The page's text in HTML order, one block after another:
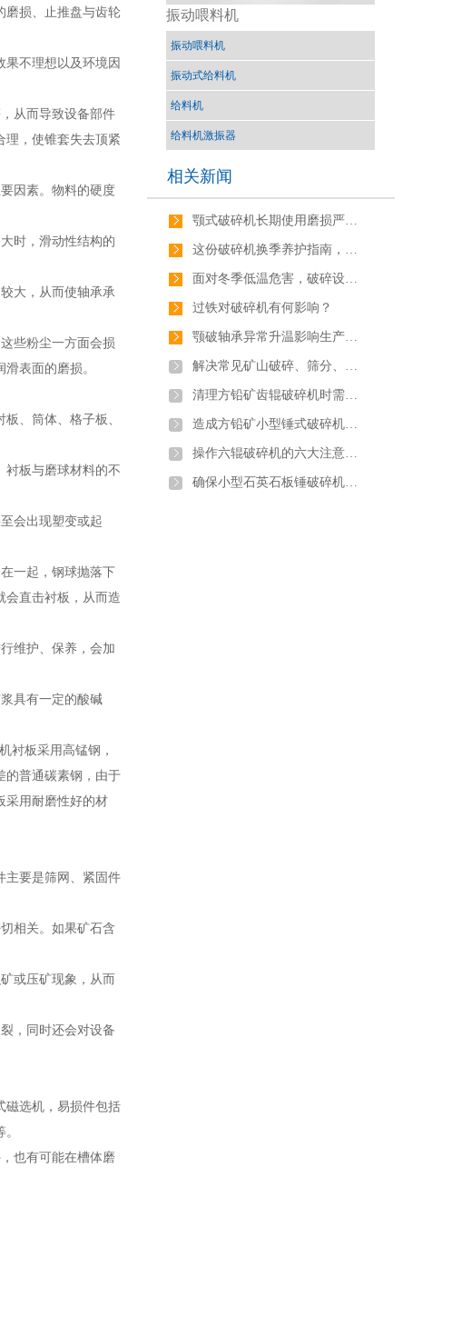
磨损、止推盘与齿轮
果不理想以及环境因
从而导致设备部件
理，使锥套失去顶紧
因素。物料的硬度
时，滑动性结构的
大，从而使轴承承
些粉尘一方面会损
表面的磨损。
、筒体、格子板、
衬板与磨球材料的不
会出现塑变或起
一起，钢球抛落下
会直击衬板，从而造
维护、保养，会加
具有一定的酸碱
衬板采用高锰钢，
的普通碳素钢，由于
采用耐磨性好的材
主要是筛网、紧固件
相关。如果矿石含
或压矿现象，从而
，同时还会对设备
磁选机，易损件包括
也有可能在槽体磨
振动喂料机
振动喂料机
振动式给料机
给料机
给料机激振器
相关新闻
颚式破碎机长期使用磨损严重时的措施
这份破碎机换季养护指南，请一定收好！
面对冬季低温危害，破碎设备会遇到哪些问题，如何解决？
过铁对破碎机有何影响？
颚破轴承异常升温影响生产很闹心！这10个原因要搞清！
解决常见矿山破碎、筛分、磨粉、选矿等设备
清理方铅矿齿辊破碎机时需要注意哪些问题？
造成方铅矿小型锤式破碎机过载停机的原因
操作六辊破碎机的六大注意事项有哪些？
确保小型石英石板锤破碎机稳定运行的方法